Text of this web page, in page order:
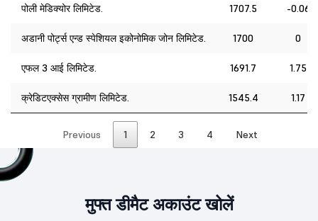
पोली मेडिक्योर लिमिटेड. 1707.5 -0.06
अडानी पोर्ट्स एन्ड स्पेशियल इकोनोमिक जोन लिमिटेड. 1700 0
एफल 3 आई लिमिटेड. 1691.7 1.75
क्रेडिटएक्सेस ग्रामीण लिमिटेड. 1545.4 1.17
Previous 1 2 3 4 Next
मुफ्त डीमैट अकाउंट खोलें